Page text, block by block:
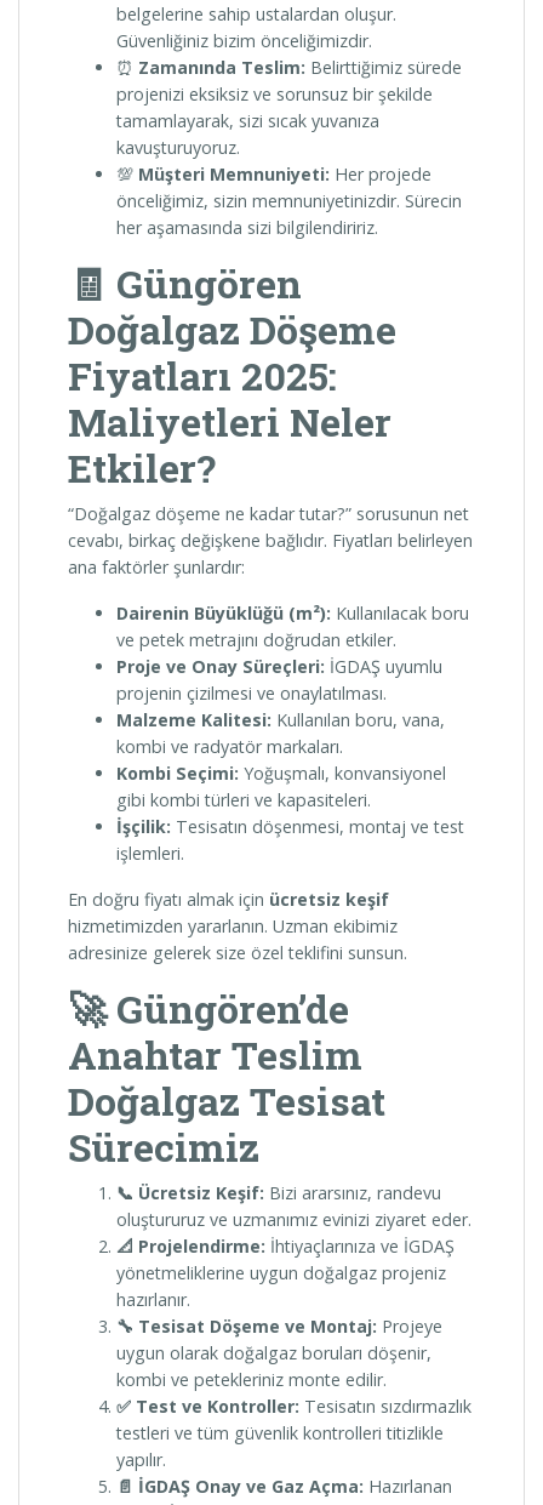
belgelerine sahip ustalardan oluşur.
Güvenliğiniz bizim önceliğimizdir.
⏰ Zamanında Teslim: Belirttiğimiz sürede
projenizi eksiksiz ve sorunsuz bir şekilde
tamamlayarak, sizi sıcak yuvanıza
kavuşturuyoruz.
💯 Müşteri Memnuniyeti: Her projede
önceliğimiz, sizin memnuniyetinizdir. Sürecin
her aşamasında sizi bilgilendiririz.
🧾 Güngören
Doğalgaz Döşeme
Fiyatları 2025:
Maliyetleri Neler
Etkiler?
“Doğalgaz döşeme ne kadar tutar?” sorusunun net
cevabı, birkaç değişkene bağlıdır. Fiyatları belirleyen
ana faktörler şunlardır:
Dairenin Büyüklüğü (m²): Kullanılacak boru
ve petek metrajını doğrudan etkiler.
Proje ve Onay Süreçleri: İGDAŞ uyumlu
projenin çizilmesi ve onaylatılması.
Malzeme Kalitesi: Kullanılan boru, vana,
kombi ve radyatör markaları.
Kombi Seçimi: Yoğuşmalı, konvansiyonel
gibi kombi türleri ve kapasiteleri.
İşçilik: Tesisatın döşenmesi, montaj ve test
işlemleri.
En doğru fiyatı almak için ücretsiz keşif
hizmetimizden yararlanın. Uzman ekibimiz
adresinize gelerek size özel teklifini sunsun.
🚀 Güngören’de
Anahtar Teslim
Doğalgaz Tesisat
Sürecimiz
📞 Ücretsiz Keşif: Bizi ararsınız, randevu
oluştururuz ve uzmanımız evinizi ziyaret eder.
📐 Projelendirme: İhtiyaçlarınıza ve İGDAŞ
yönetmeliklerine uygun doğalgaz projeniz
hazırlanır.
🔧 Tesisat Döşeme ve Montaj: Projeye
uygun olarak doğalgaz boruları döşenir,
kombi ve petekleriniz monte edilir.
✅ Test ve Kontroller: Tesisatın sızdırmazlık
testleri ve tüm güvenlik kontrolleri titizlikle
yapılır.
📄 İGDAŞ Onay ve Gaz Açma: Hazırlanan